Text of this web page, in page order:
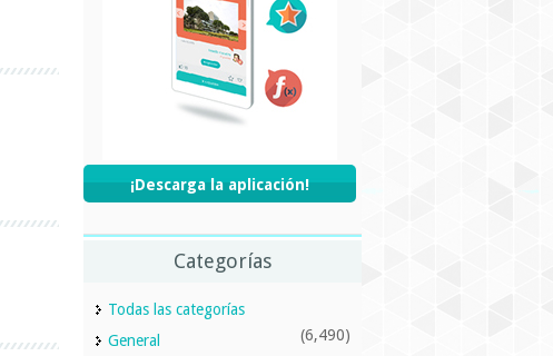
¡Descarga la aplicación!
Categorías
Todas las categorías
General
(6,490)